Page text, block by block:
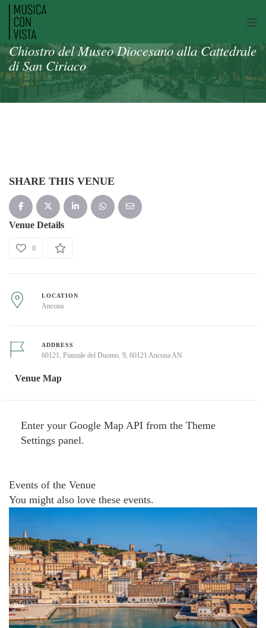
Chiostro del Museo Diocesano alla Cattedrale
di San Ciriaco
SHARE THIS VENUE
Venue Details
0
LOCATION
Ancona
ADDRESS
60121, Piazzale del Duomo, 9, 60121 Ancona AN
Venue Map
Enter your Google Map API from the Theme
Settings panel.
Events of the Venue
You might also love these events.